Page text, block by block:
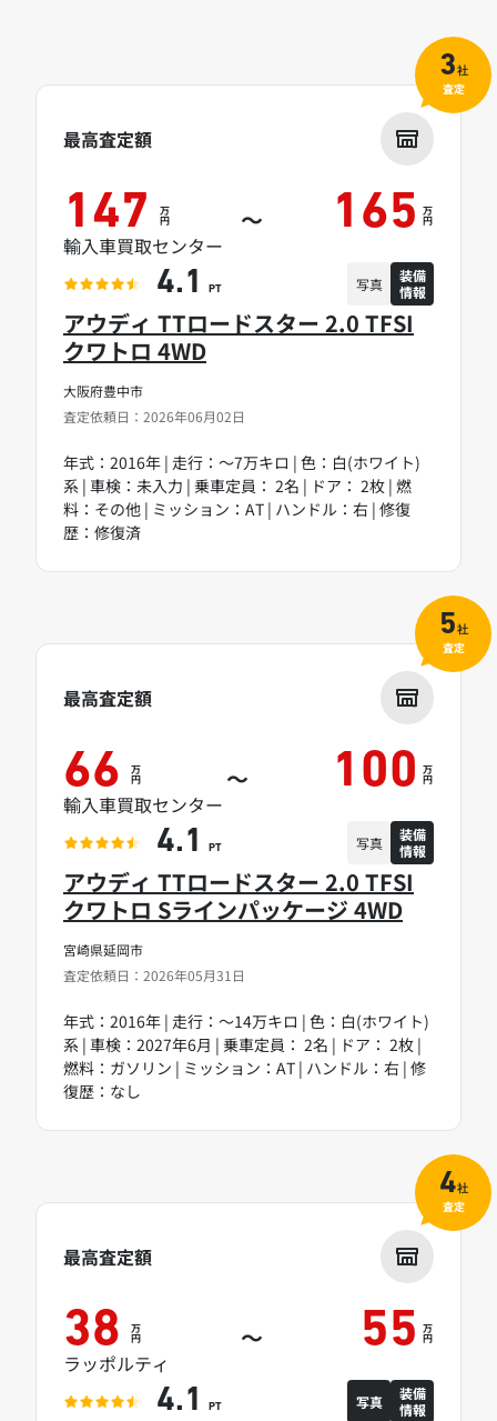
大阪府豊中市
査定依頼日：2026年06月02日
アウディ TTロードスター 2.0 TFSI
クワトロ 4WD
年式：2016年 | 走行：～7万キロ | 色：白(ホワイト)
系 | 車検：未入力 | 乗車定員： 2名 | ドア： 2枚 | 燃
料：その他 | ミッション：AT | ハンドル：右 | 修復
歴：修復済
最高査定額
147 万
円 ～ 165 万
円
輸入車買取センター
4.1 PT 写真
装備
情報
3社
査定
宮崎県延岡市
査定依頼日：2026年05月31日
アウディ TTロードスター 2.0 TFSI
クワトロ Sラインパッケージ 4WD
年式：2016年 | 走行：～14万キロ | 色：白(ホワイト)
系 | 車検：2027年6月 | 乗車定員： 2名 | ドア： 2枚 |
燃料：ガソリン | ミッション：AT | ハンドル：右 | 修
復歴：なし
最高査定額
66 万
円 ～ 100 万
円
輸入車買取センター
4.1 PT 写真
装備
情報
5社
査定
最高査定額
38 万
円 ～ 55 万
円
ラッポルティ
4.1 PT 写真
装備
情報
4社
査定